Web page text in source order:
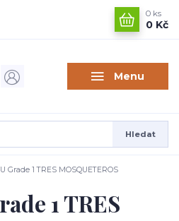
Menu
Hledat
0 ks
0 Kč
Grade 1 TRES MOSQUETEROS
1 TRES